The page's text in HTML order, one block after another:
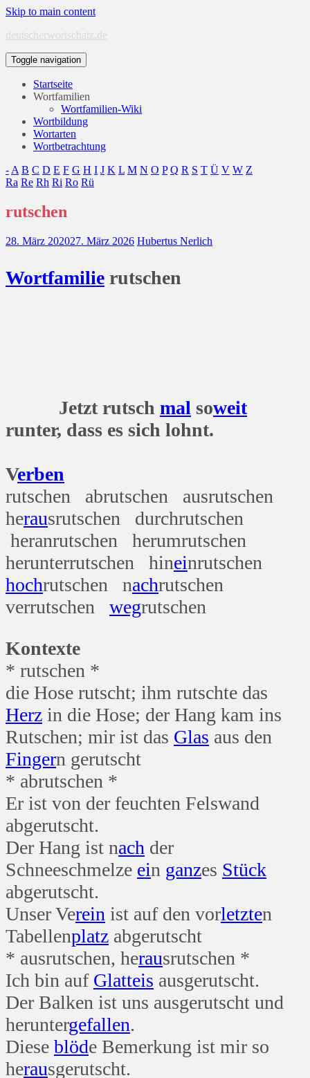
Skip to main content
deutscherwortschatz.de
Toggle navigation
Startseite
Wortfamilien
Wortfamilien-Wiki
Wortbildung
Wortarten
Wortbetrachtung
- A B C D E F G H I J K L M N O P Q R S T Ü V W Z
Ra Re Rh Ri Ro Rü
rutschen
28. März 202027. März 2026 Hubertus Nerlich
Wortfamilie rutschen
Jetzt rutsch mal soweit
runter, dass es sich lohnt.
Verben
rutschen abrutschen ausrutschen
herausrutschen durchrutschen
heranrutschen herumrutschen
herunterrutschen hineinrutschen
hochrutschen nachrutschen
verrutschen wegrutschen
Kontexte
* rutschen *
die Hose rutscht; ihm rutschte das
Herz in die Hose; der Hang kam ins
Rutschen; mir ist das Glas aus den
Fingern gerutscht
* abrutschen *
Er ist von der feuchten Felswand
abgerutscht.
Der Hang ist nach der
Schneeschmelze ein ganzes Stück
abgerutscht.
Unser Verein ist auf den vorletzten
Tabellenplatz abgerutscht
* ausrutschen, herausrutschen *
Ich bin auf Glatteis ausgerutscht.
Der Balken ist uns ausgerutscht und
heruntergefallen.
Diese blöde Bemerkung ist mir so
herausgerutscht.